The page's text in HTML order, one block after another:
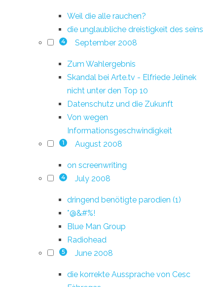
Weil die alle rauchen?
die unglaubliche dreistigkeit des seins
4 September 2008
Zum Wahlergebnis
Skandal bei Arte.tv - Elfriede Jelinek
nicht unter den Top 10
Datenschutz und die Zukunft
Von wegen
Informationsgeschwindigkeit
1 August 2008
on screenwriting
4 July 2008
dringend benötigte parodien (1)
*@&#%!
Blue Man Group
Radiohead
5 June 2008
die korrekte Aussprache von Cesc